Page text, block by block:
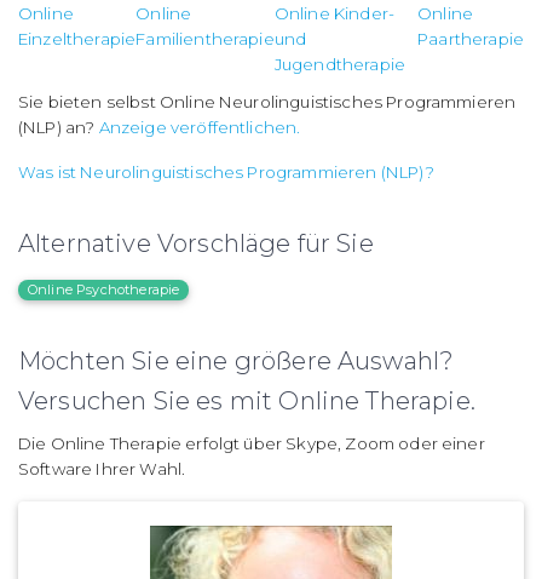
Online
Einzeltherapie
Online
Familientherapie
Online Kinder-
und
Jugendtherapie
Online
Paartherapie
Sie bieten selbst Online Neurolinguistisches Programmieren
(NLP) an? Anzeige veröffentlichen.
Was ist Neurolinguistisches Programmieren (NLP)?
Alternative Vorschläge für Sie
Online Psychotherapie
Möchten Sie eine größere Auswahl?
Versuchen Sie es mit Online Therapie.
Die Online Therapie erfolgt über Skype, Zoom oder einer
Software Ihrer Wahl.